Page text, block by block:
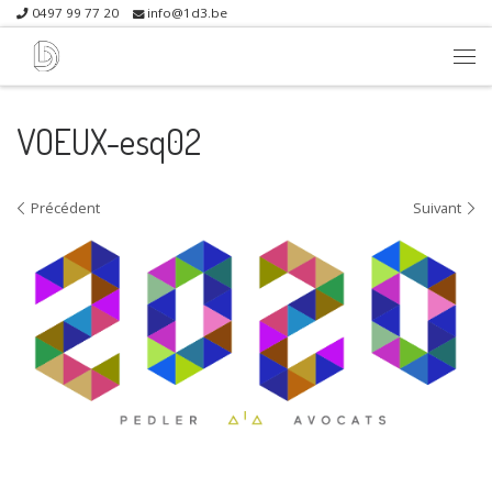
Skip to content
0497 99 77 20 info@1d3.be
VOEUX-esq02
Navigation dans les images
Précédent Suivant